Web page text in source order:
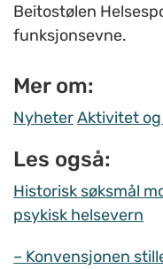
Beitostølen
funksjonsevne.
Mer om:
NyheterAktivitet
Les også:
Historisk søksmål
psykisk helsevern
– Konvensjonen